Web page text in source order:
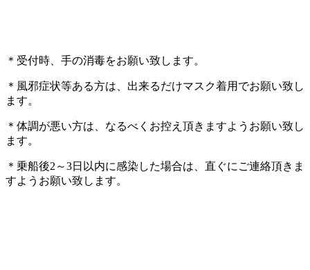
＊受付時、手の消毒をお願い致します。
＊風邪症状等ある方は、出来るだけマスク着用でお願い致し
ます。
＊体調が悪い方は、なるべくお控え頂きますようお願い致し
ます。
＊乗船後2～3日以内に感染した場合は、直ぐにご連絡頂きま
すようお願い致します。